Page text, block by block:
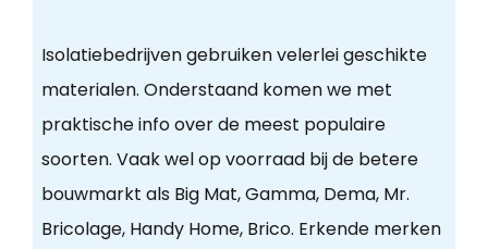
Isolatiebedrijven gebruiken velerlei geschikte
materialen. Onderstaand komen we met
praktische info over de meest populaire
soorten. Vaak wel op voorraad bij de betere
bouwmarkt als Big Mat, Gamma, Dema, Mr.
Bricolage, Handy Home, Brico. Erkende merken